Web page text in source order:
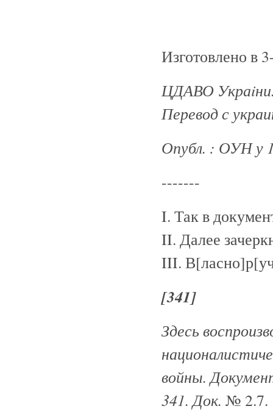
Изготовлено в
ЦДАВО Укра
Перевод с
Опубл. : ОУН у
-------
I. Так в
II. Далее
III.
[341]
Здесь
войны.
341. Док. № 2.7.